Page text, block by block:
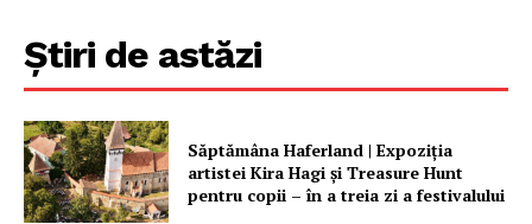
Proiecte editoriale
Rețea
Contact
Știri de astăzi
Săptămâna Haferland | Expoziţia
artistei Kira Hagi şi Treasure Hunt
pentru copii – în a treia zi a festivalului